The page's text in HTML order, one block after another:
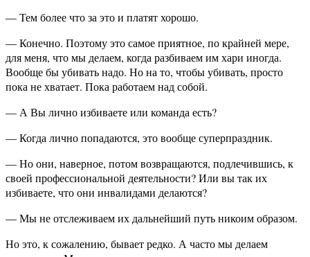
— Тем более что за это и платят хорошо.
— Конечно. Поэтому это самое приятное, по крайней мере,
для меня, что мы делаем, когда разбиваем им хари иногда.
Вообще бы убивать надо. Но на то, чтобы убивать, просто
пока не хватает. Пока работаем над собой.
— А Вы лично избиваете или команда есть?
— Когда лично попадаются, это вообще суперпраздник.
— Но они, наверное, потом возвращаются, подлечившись, к
своей профессиональной деятельности? Или вы так их
избиваете, что они инвалидами делаются?
— Мы не отслеживаем их дальнейший путь никоим образом.
Но это, к сожалению, бывает редко. А часто мы делаем